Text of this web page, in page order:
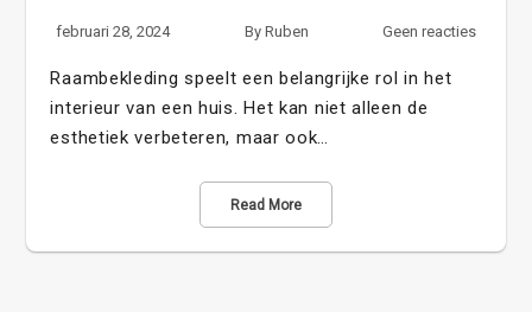
februari 28, 2024 By Ruben Geen reacties
Raambekleding speelt een belangrijke rol in het
interieur van een huis. Het kan niet alleen de
esthetiek verbeteren, maar ook…
Read More